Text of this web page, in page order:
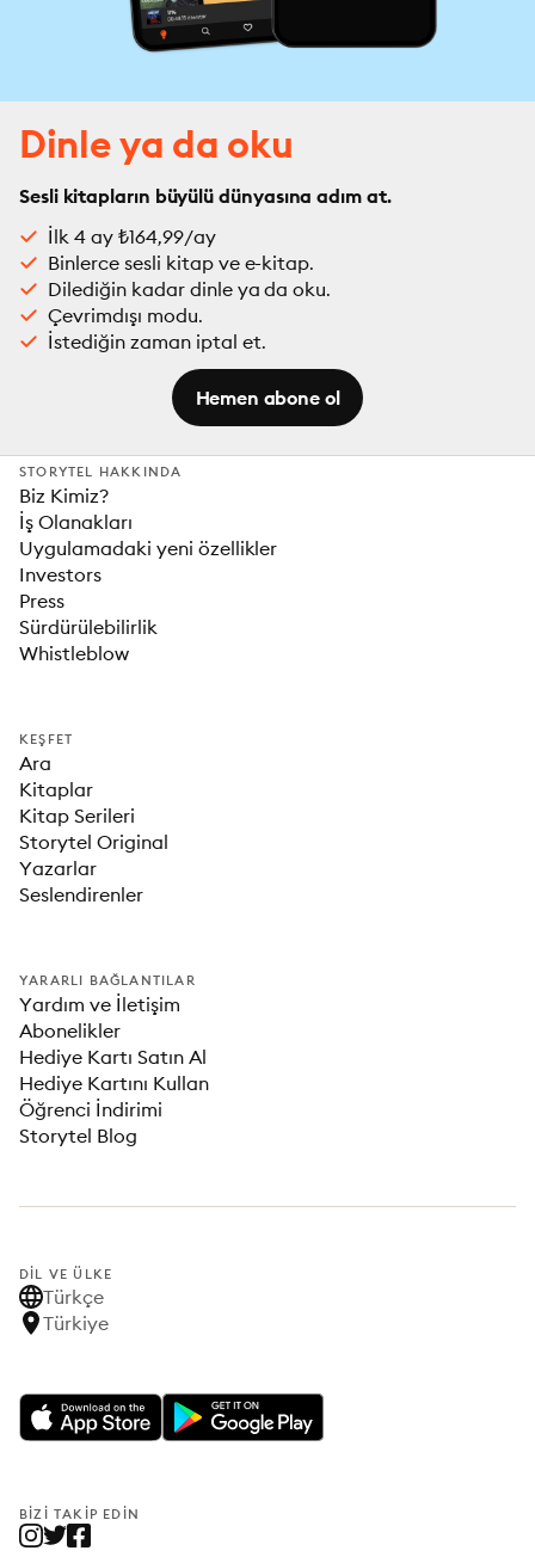
Dinle ya da oku
Sesli kitapların büyülü dünyasına adım at.
İlk 4 ay ₺164,99/ay
Binlerce sesli kitap ve e-kitap.
Dilediğin kadar dinle ya da oku.
Çevrimdışı modu.
İstediğin zaman iptal et.
Hemen abone ol
STORYTEL HAKKINDA
Biz Kimiz?
İş Olanakları
Uygulamadaki yeni özellikler
Investors
Press
Sürdürülebilirlik
Whistleblow
KEŞFET
Ara
Kitaplar
Kitap Serileri
Storytel Original
Yazarlar
Seslendirenler
YARARLI BAĞLANTILAR
Yardım ve İletişim
Abonelikler
Hediye Kartı Satın Al
Hediye Kartını Kullan
Öğrenci İndirimi
Storytel Blog
DIL VE ÜLKE
Türkçe
Türkiye
BIZI TAKIP EDIN